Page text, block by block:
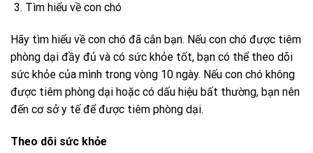
Tìm hiểu về con chó
Hãy tìm hiểu về con chó đã cắn bạn. Nếu con chó được tiêm
phòng dại đầy đủ và có sức khỏe tốt, bạn có thể theo dõi
sức khỏe của mình trong vòng 10 ngày. Nếu con chó không
được tiêm phòng dại hoặc có dấu hiệu bất thường, bạn nên
đến cơ sở y tế để được tiêm phòng dại.
Theo dõi sức khỏe